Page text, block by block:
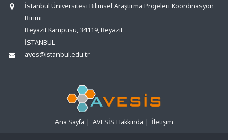
İstanbul Üniversitesi Bilimsel Araştırma Projeleri Koordinasyon
Birimi
Beyazıt Kampüsü, 34119, Beyazıt
İSTANBUL
aves@istanbul.edu.tr
Ana Sayfa | AVESİS Hakkında | İletişim